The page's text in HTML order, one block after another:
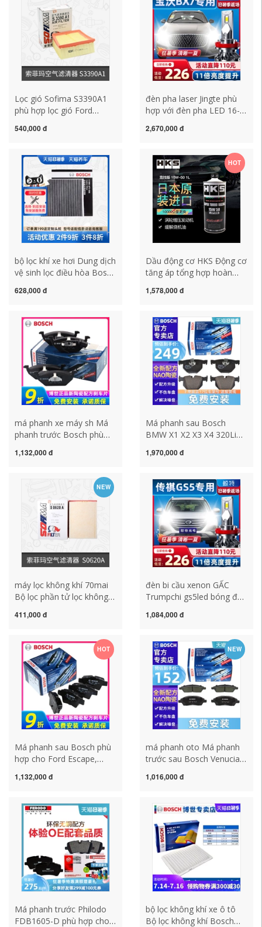
máy lọc không khí ô tô
boneco p50
lọc không khí oto máy lọc
không khí ô tô xiaomi
Lọc gió Sofima S3390A1
phù hợp lọc gió Ford
không khí ô tô xiaomi bộ
baseus
540,000 đ
đèn pha laser Jingte phù
hợp với đèn pha LED 16-
thấp và đèn pha cao được
mạnh và bóng đèn siêu
sáng bóng đèn pha ô tô
h4 đèn bi xenon ô tô
2,670,000 đ
bộ lọc khí xe hơi Dung dịch
vệ sinh lọc điều hòa Bosch
điều hòa Cadillac Envision
không khí ô tô tinhte lọc
khí ô tô
628,000 đ
HOT
Dầu động cơ HKS Động cơ
tăng áp tổng hợp hoàn
Nhật Bản 15W-50 để đối
cơ LSPI 1L dầu nhớt
castrol 5w30 nhớt castrol
5w30
1,578,000 đ
má phanh xe máy sh Má
phanh trước Bosch phù
Escape, Mondeo Taurus
má phanh đĩa xe máy
1,132,000 đ
Má phanh sau Bosch
BMW X1 X2 X3 X4 320Li
má phanh sau xe air blade
1,970,000 đ
NEW
máy lọc không khí 70mai
Bộ lọc phần tử lọc không
hợp với bộ lọc không khí
Sega 307 máy lọc không
khí xe hơi xiaomi lọc không
khí ô tô nội địa nhật
411,000 đ
đèn bi cầu xenon GẤC
Trumpchi gs5led bóng đèn
sáng phía trước chùm tia
sương mù đèn taplo đèn
pha laser
1,084,000 đ
HOT
Má phanh sau Bosch phù
hợp cho Ford Escape,
Escort/Domestic Edge mới
gì phanh
1,132,000 đ
NEW
má phanh oto Má phanh
trước sau Bosch Venucia
T70 T90 E30 M50V Gió
máy wave bộ má phanh xe
máy
1,016,000 đ
Má phanh trước Philodo
FDB1605-D phù hợp cho
bộ lọc không khí xe ô tô
Bộ lọc không khí Bosch